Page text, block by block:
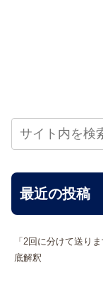
最近の投稿
「2回に分けて送り
底解釈